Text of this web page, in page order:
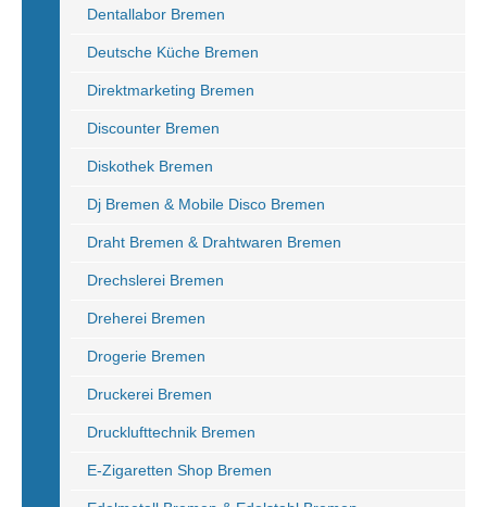
Dentallabor Bremen
Deutsche Küche Bremen
Direktmarketing Bremen
Discounter Bremen
Diskothek Bremen
Dj Bremen & Mobile Disco Bremen
Draht Bremen & Drahtwaren Bremen
Drechslerei Bremen
Dreherei Bremen
Drogerie Bremen
Druckerei Bremen
Drucklufttechnik Bremen
E-Zigaretten Shop Bremen